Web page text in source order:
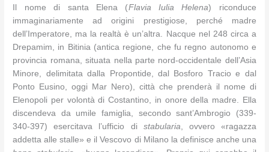
Il nome di santa Elena (Flavia Iulia Helena) riconduce
immaginariamente ad origini prestigiose, perché madre
dell’Imperatore, ma la realtà è un’altra. Nacque nel 248 circa a
Drepamim, in Bitinia (antica regione, che fu regno autonomo e
provincia romana, situata nella parte nord-occidentale dell’Asia
Minore, delimitata dalla Propontide, dal Bosforo Tracio e dal
Ponto Eusino, oggi Mar Nero), città che prenderà il nome di
Elenopoli per volontà di Costantino, in onore della madre. Ella
discendeva da umile famiglia, secondo sant’Ambrogio (339-
340-397) esercitava l’ufficio di stabularia , ovvero «ragazza
addetta alle stalle» e il Vescovo di Milano la definisce anche una